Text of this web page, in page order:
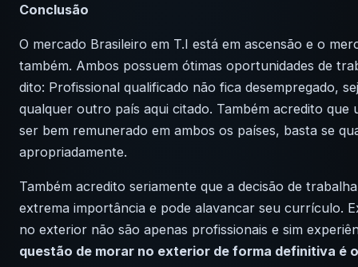
Conclusão
O mercado Brasileiro em T.I está em ascensão e o
também. Ambos possuem ótimas oportunidades de
dito: Profissional qualificado não fica desempregado,
qualquer outro país aqui citado. Também acredito que
ser bem remunerado em ambos os países, basta se
apropriadamente.
Também acredito seriamente que a decisão de
extrema importância e pode alavancar seu currículo.
no exterior não são apenas profissionais e sim
questão de morar no exterior de forma definitiva é